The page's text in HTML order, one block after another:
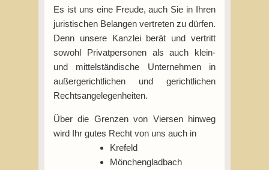
Es ist uns eine Freude, auch Sie in Ihren
juristischen Belangen vertreten zu dürfen.
Denn unsere Kanzlei berät und vertritt
sowohl Privatpersonen als auch klein-
und mittelständische Unternehmen in
außergerichtlichen und gerichtlichen
Rechtsangelegenheiten.
Über die Grenzen von Viersen hinweg
wird Ihr gutes Recht von uns auch in
Krefeld
Mönchengladbach